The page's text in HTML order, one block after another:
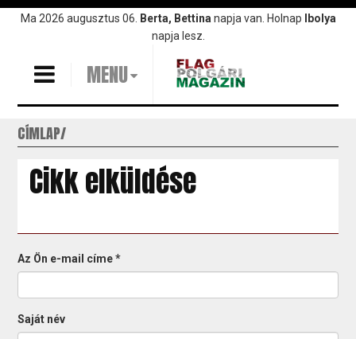
UgrásMa 2026 augusztus 06. Berta, Bettina napja van. Holnap
Ibolya
napja lesz.
MENU
CÍMLAP
Cikk elküldése
Az Ön e-mail címe*
Saját név